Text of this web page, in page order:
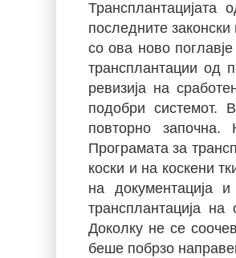
последните
со ова ново
трансплантации од
ревизија на
подобри системот.
повторно
Програмата за
коски и на коскени
на документација
трансплантација
Доколку не се
беше побрзо